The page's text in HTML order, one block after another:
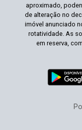
aproximado,
de alteração no
imóvel anunciado
rotatividade. As
em reserva,